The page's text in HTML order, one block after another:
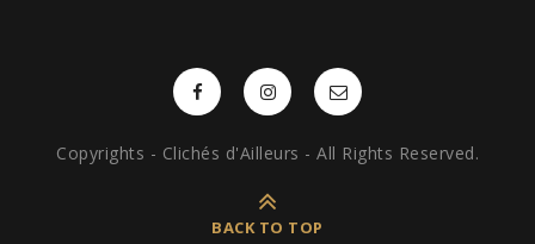
Copyrights - Clichés d'Ailleurs - All Rights Reserved.
BACK TO TOP